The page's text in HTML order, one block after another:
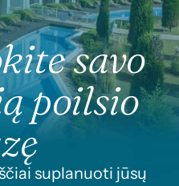
savo
poilsio
suplanuoti jūsų